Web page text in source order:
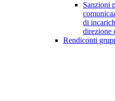
Sanzioni
di
direzione
Rendiconti